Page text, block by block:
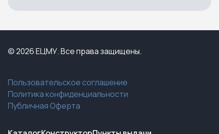
© 2026 ЕЦМУ. Все права защищены.
Пользовательское соглашение
Политика конфиденциальности
Публичная Оферта